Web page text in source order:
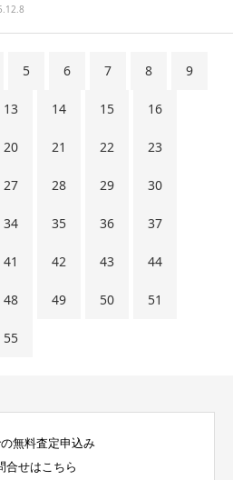
5 6 7 8 9
13 14 15 16
20 21 22 23
27 28 29 30
34 35 36 37
41 42 43 44
48 49 50 51
55
無料査定申込み
合せはこちら